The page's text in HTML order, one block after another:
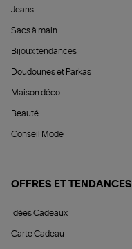
Jeans
Sacs à main
Bijoux tendances
Doudounes et Parkas
Maison déco
Beauté
Conseil Mode
OFFRES ET TENDANCES
Idées Cadeaux
Carte Cadeau